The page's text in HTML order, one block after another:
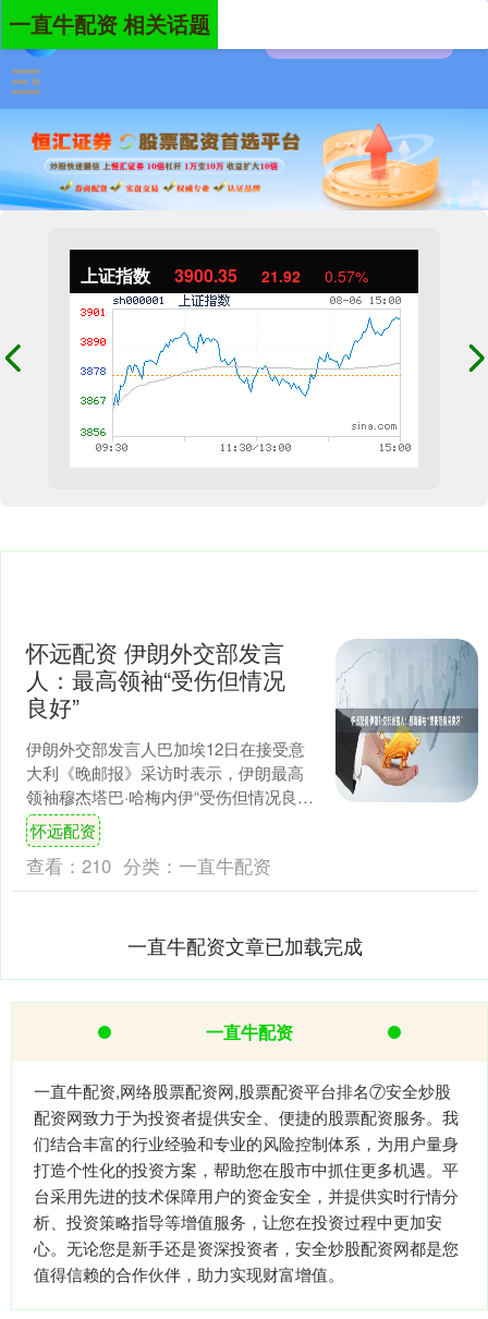
上证指数 3900.35 21.92 0.57%
一直牛配资 相关话题
怀远配资 伊朗外交部发言
人：最高领袖“受伤但情况
良好”
伊朗外交部发言人巴加埃12日在接受意
大利《晚邮报》采访时表示，伊朗最高
领袖穆杰塔巴·哈梅内伊“受伤但情况良
好”。他还说，穆杰塔巴发表首次讲话的
时间暂不确定。....
怀远配资
查看： 210 分类： 一直牛配资
一直牛配资文章已加载完成
一直牛配资
一直牛配资,网络股票配资网,股票配资平台排名⑦安全炒股
配资网致力于为投资者提供安全、便捷的股票配资服务。我
们结合丰富的行业经验和专业的风险控制体系，为用户量身
打造个性化的投资方案，帮助您在股市中抓住更多机遇。平
台采用先进的技术保障用户的资金安全，并提供实时行情分
析、投资策略指导等增值服务，让您在投资过程中更加安
心。无论您是新手还是资深投资者，安全炒股配资网都是您
值得信赖的合作伙伴，助力实现财富增值。